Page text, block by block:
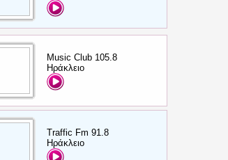
Music Club 105.8
Ηράκλειο
Traffic Fm 91.8
Ηράκλειο